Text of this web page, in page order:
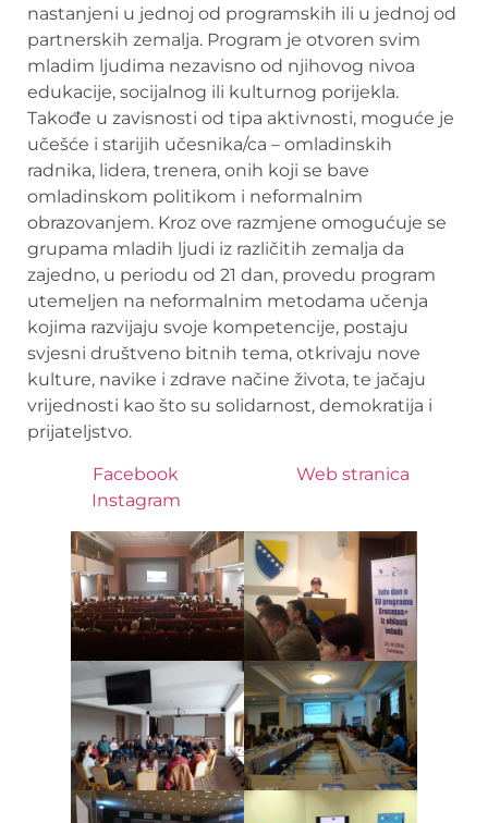
nastanjeni u jednoj od programskih ili u jednoj od
partnerskih zemalja. Program je otvoren svim
mladim ljudima nezavisno od njihovog nivoa
edukacije, socijalnog ili kulturnog porijekla.
Takođe u zavisnosti od tipa aktivnosti, moguće je
učešće i starijih učesnika/ca – omladinskih
radnika, lidera, trenera, onih koji se bave
omladinskom politikom i neformalnim
obrazovanjem. Kroz ove razmjene omogućuje se
grupama mladih ljudi iz različitih zemalja da
zajedno, u periodu od 21 dan, provedu program
utemeljen na neformalnim metodama učenja
kojima razvijaju svoje kompetencije, postaju
svjesni društveno bitnih tema, otkrivaju nove
kulture, navike i zdrave načine života, te jačaju
vrijednosti kao što su solidarnost, demokratija i
prijateljstvo.
Facebook
Web stranica
Instagram